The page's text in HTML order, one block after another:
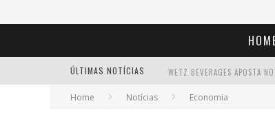
ÚLTIMAS NOTÍCIAS
Home Notícias Economia